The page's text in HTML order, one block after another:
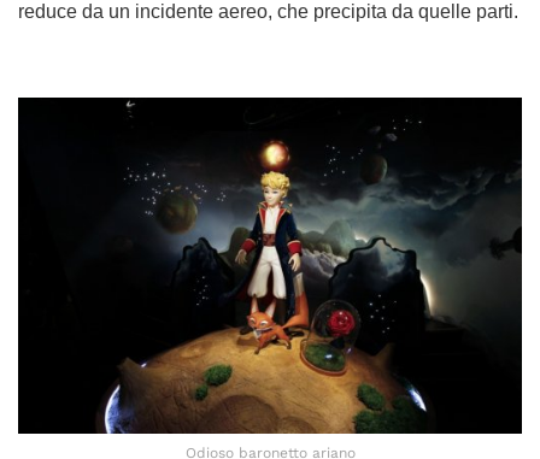
reduce da un incidente aereo, che precipita da quelle parti.
Odioso baronetto ariano